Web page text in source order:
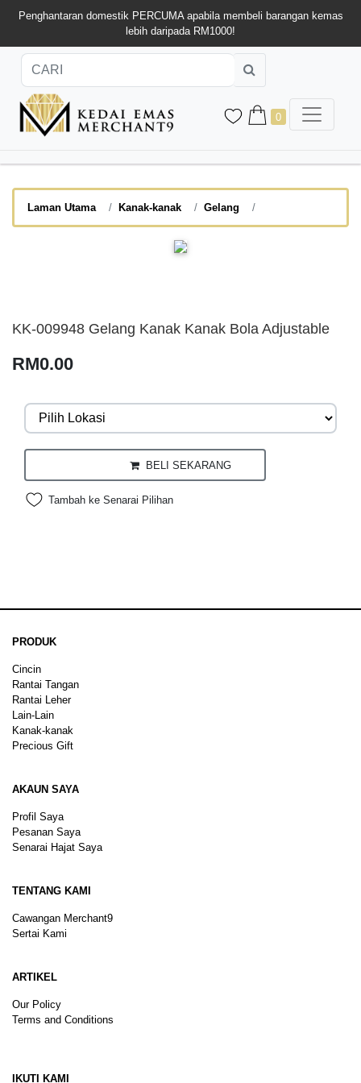
Penghantaran domestik PERCUMA apabila membeli barangan kemas
lebih daripada RM1000!
0
Laman Utama Kanak-kanak Gelang
KK-009948 Gelang Kanak Kanak Bola Adjustable
RM0.00
BELI SEKARANG
Tambah ke Senarai Pilihan
PRODUK
Cincin
Rantai Tangan
Rantai Leher
Lain-Lain
Kanak-kanak
Precious Gift
AKAUN SAYA
Profil Saya
Pesanan Saya
Senarai Hajat Saya
TENTANG KAMI
Cawangan Merchant9
Sertai Kami
ARTIKEL
Our Policy
Terms and Conditions
IKUTI KAMI